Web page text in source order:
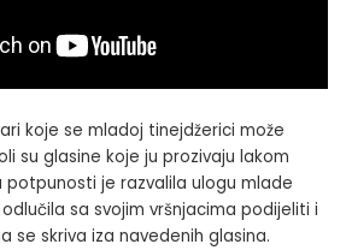
koje se mladoj tinejdžerici može
su glasine koje ju prozivaju lakom
potpunosti je razvalila ulogu mlade
sa svojim vršnjacima podijeliti i
se skriva iza navedenih glasina.